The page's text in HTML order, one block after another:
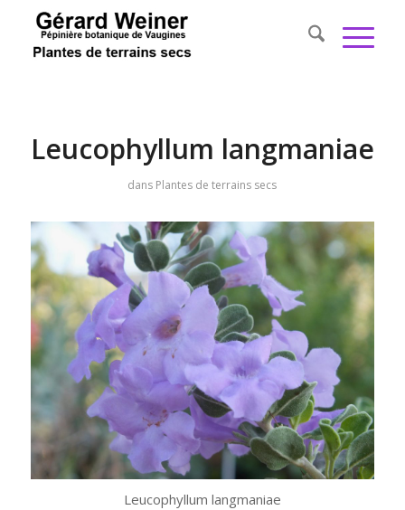
Leucophyllum langmaniae
dans Plantes de terrains secs
Leucophyllum langmaniae